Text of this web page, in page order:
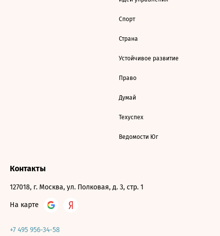
Спорт
Страна
Устойчивое развитие
Право
Думай
Техуспех
Ведомости Юг
Контакты
127018, г. Москва, ул. Полковая, д. 3, стр. 1
На карте
+7 495 956-34-58